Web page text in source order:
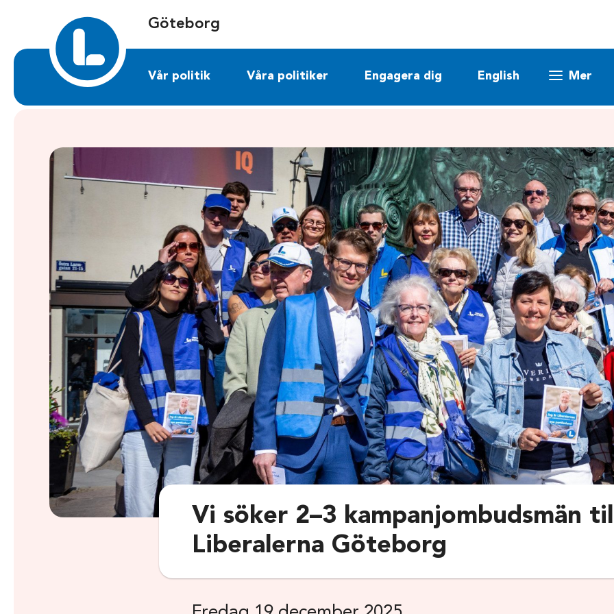
Göteborg
Vår politik Våra politiker Engagera dig English Mer
Vi söker 2–3 kampanjombudsmän
Liberalerna Göteborg